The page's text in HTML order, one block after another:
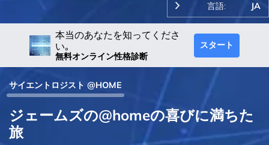
言語: JA
本当のあなたを知ってくださ
い｡
無料オンライン性格診断
スタート
サイエントロジスト @HOME
ジェームズの@homeの喜びに満ちた
旅